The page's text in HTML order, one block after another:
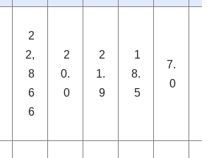
2
2,
8
6
6
2
0.
0
2
1.
9
1
8.
5
7.
0